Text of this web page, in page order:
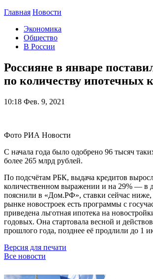
Главная Новости
Экономика
Общество
В России
Россияне в январе
по количеству ипотечных
10:18 Фев. 9, 2021
Фото РИА Новости
С начала года было одобрено 96 тысяч
более 265 млрд рублей.
По подсчётам РБК, выдача кредитов
количественном выражении и на 29% — в
пояснили в «Дом.РФ», ставки сейчас ниже,
рынке новостроек есть программы с
приведена льготная ипотека на
годовых. Она стартовала весной и
прошлого года, позднее её продлили до 1
Версия для печати
Все новости